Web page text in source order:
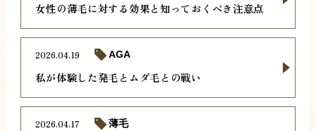
女性の薄毛に対する効果と知っておくべき注意点
私が体験した発毛とムダ毛との戦い
2026.04.19 AGA
2026.04.17 薄毛